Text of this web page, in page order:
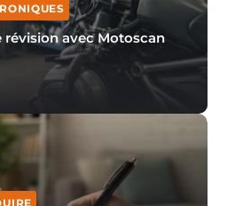
révision avec Motoscan